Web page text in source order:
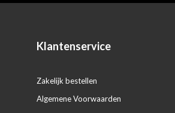
Klantenservice
Zakelijk bestellen
Algemene Voorwaarden